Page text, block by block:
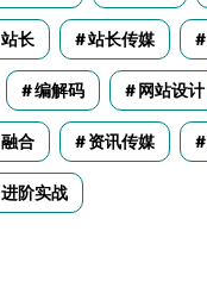
站长 站长传媒
编解码 网站设计
融合 资讯传媒
进阶实战